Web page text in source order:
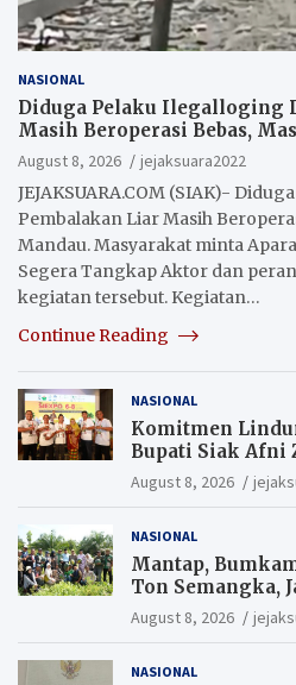
NASIONAL
Diduga Pelaku Ilegalloging
Masih Beroperasi Bebas,
Penegak Hukum Segera
Pengurus.
August 8, 2026
jejaksuara2022
JEJAKSUARA.COM (SIAK)-
Pembalakan Liar Masih
Mandau. Masyarakat minta
Segera Tangkap Aktor dan
kegiatan tersebut. Kegiatan…
Continue Reading
NASIONAL
Komitmen
Bupati Siak Afni
Penghargaan
August 8, 2026
NASIONAL
Mantap,
Ton Semangka,
Pangan Siak.
August 8, 2026
NASIONAL